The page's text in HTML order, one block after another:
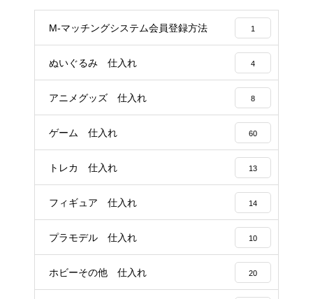
M-マッチングシステム会員登録方法 1
ぬいぐるみ 仕入れ 4
アニメグッズ 仕入れ 8
ゲーム 仕入れ 60
トレカ 仕入れ 13
フィギュア 仕入れ 14
プラモデル 仕入れ 10
ホビーその他 仕入れ 20